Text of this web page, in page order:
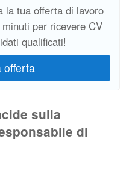
la tua offerta di lavoro
per ricevere CV
qualificati!
sulla
di